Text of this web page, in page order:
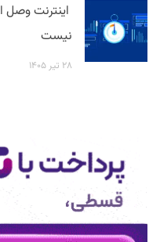
اینترنت وصل
نیست
۲۸ تیر ۱۴۰۵